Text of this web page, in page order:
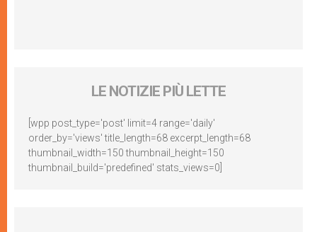
LE NOTIZIE PIÙ LETTE
[wpp post_type='post' limit=4 range='daily'
order_by='views' title_length=68 excerpt_length=68
thumbnail_width=150 thumbnail_height=150
thumbnail_build='predefined' stats_views=0]